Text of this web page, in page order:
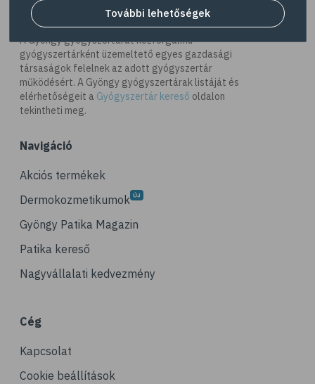
# B-vitamin
# folsav
# E-vitamin
# gluténérzékenység
# vas
# gluténmentes
# quinoa
# hajdina
# egészséges étrend
# kenyér
# gabona
A Gyöngy gyógyszertárat közforgalmú
gyógyszertárként üzemeltető egyes gazdasági
társaságok felelnek az adott gyógyszertár
működésért. A Gyöngy gyógyszertárak listáját és
elérhetőségeit a Gyógyszertár kereső oldalon
tekintheti meg.
Navigáció
Akciós termékek
Dermokozmetikumok
Gyöngy Patika Magazin
Patika kereső
Nagyvállalati kedvezmény
Cég
Kapcsolat
Cookie beállítások
További lehetőségek